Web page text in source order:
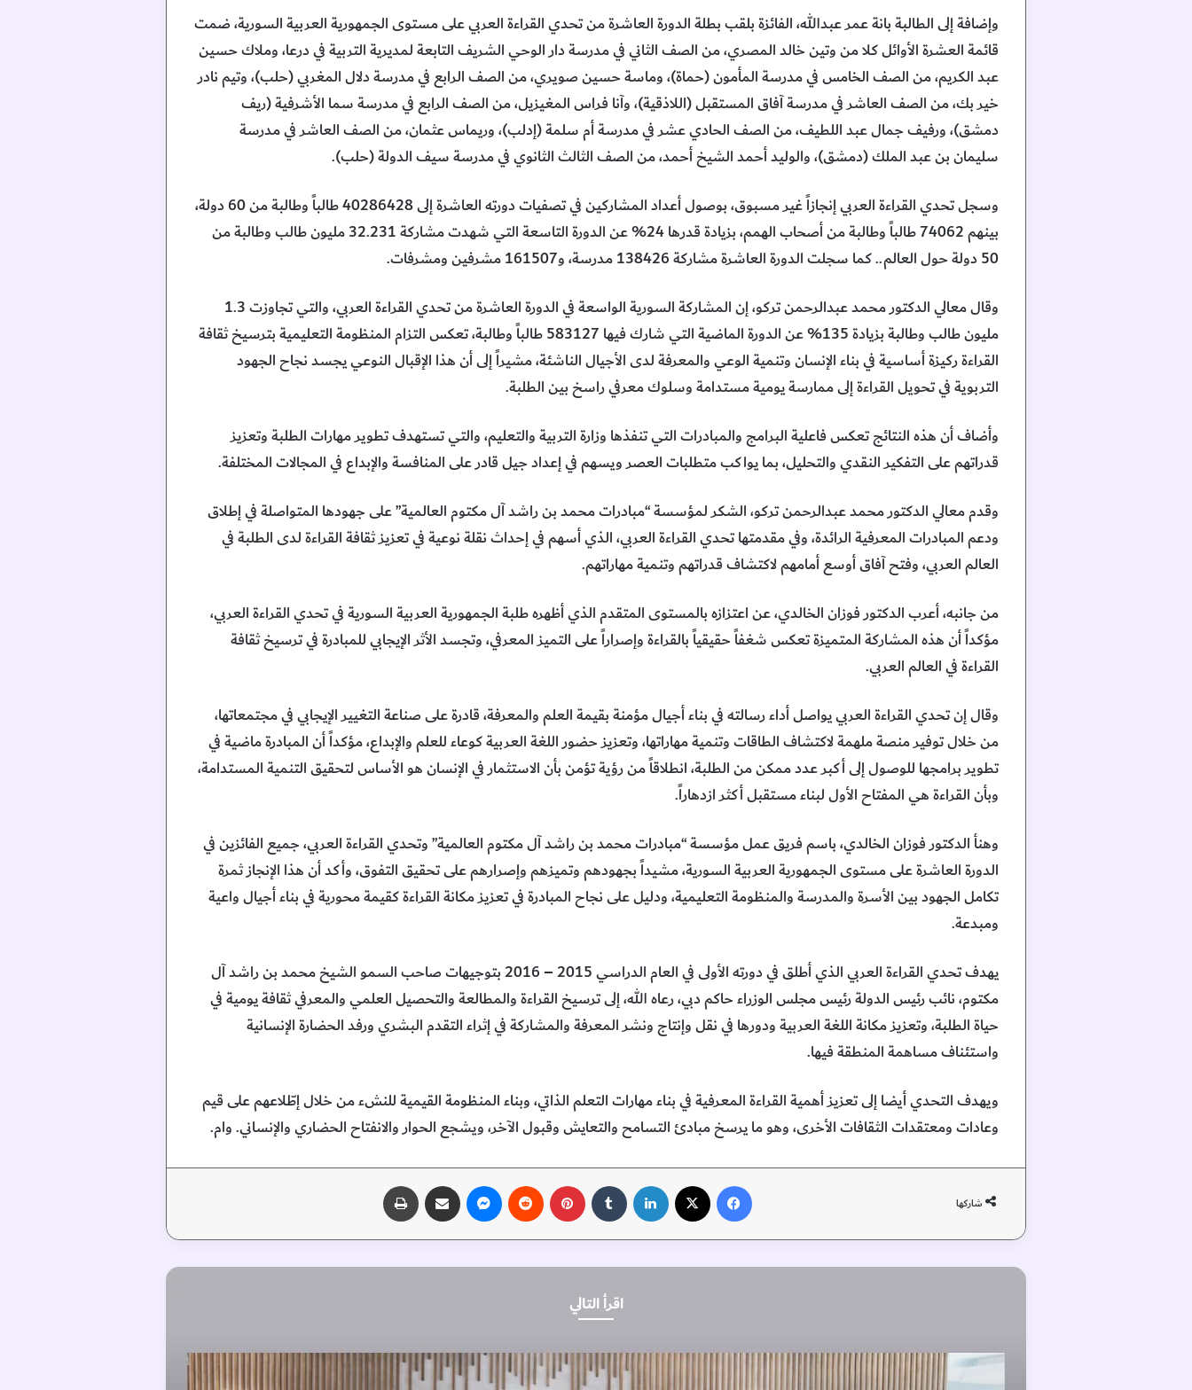
وإضافة إلى الطالبة بانة عمر عبدالله، الفائزة بلقب بطلة الدورة العاشرة من تحدي القراءة العربي على مستوى الجمهورية العربية السورية، ضمت
قائمة العشرة الأوائل كلا من وتين خالد المصري، من الصف الثاني في مدرسة دار الوحي الشريف التابعة لمديرية التربية في درعا، وملاك حسين
عبد الكريم، من الصف الخامس في مدرسة المأمون (حماة)، وماسة حسين صويري، من الصف الرابع في مدرسة دلال المغربي (حلب)، وتيم نادر
خير بك، من الصف العاشر في مدرسة آفاق المستقبل (اللاذقية)، وآنا فراس المغيزيل، من الصف الرابع في مدرسة سما الأشرفية (ريف
دمشق)، ورفيف جمال عبد اللطيف، من الصف الحادي عشر في مدرسة أم سلمة (إدلب)، وريماس عثمان، من الصف العاشر في مدرسة
سليمان بن عبد الملك (دمشق)، والوليد أحمد الشيخ أحمد، من الصف الثالث الثانوي في مدرسة سيف الدولة (حلب).
وسجل تحدي القراءة العربي إنجازاً غير مسبوق، بوصول أعداد المشاركين في تصفيات دورته العاشرة إلى 40286428 طالباً وطالبة من 60 دولة،
بينهم 74062 طالباً وطالبة من أصحاب الهمم، بزيادة قدرها 24% عن الدورة التاسعة التي شهدت مشاركة 32.231 مليون طالب وطالبة من
50 دولة حول العالم.. كما سجلت الدورة العاشرة مشاركة 138426 مدرسة، و161507 مشرفين ومشرفات.
وقال معالي الدكتور محمد عبدالرحمن تركو، إن المشاركة السورية الواسعة في الدورة العاشرة من تحدي القراءة العربي، والتي تجاوزت 1.3
مليون طالب وطالبة بزيادة 135% عن الدورة الماضية التي شارك فيها 583127 طالباً وطالبة، تعكس التزام المنظومة التعليمية بترسيخ ثقافة
القراءة ركيزة أساسية في بناء الإنسان وتنمية الوعي والمعرفة لدى الأجيال الناشئة، مشيراً إلى أن هذا الإقبال النوعي يجسد نجاح الجهود
التربوية في تحويل القراءة إلى ممارسة يومية مستدامة وسلوك معرفي راسخ بين الطلبة.
وأضاف أن هذه النتائج تعكس فاعلية البرامج والمبادرات التي تنفذها وزارة التربية والتعليم، والتي تستهدف تطوير مهارات الطلبة وتعزيز
قدراتهم على التفكير النقدي والتحليل، بما يواكب متطلبات العصر ويسهم في إعداد جيل قادر على المنافسة والإبداع في المجالات المختلفة.
وقدم معالي الدكتور محمد عبدالرحمن تركو، الشكر لمؤسسة “مبادرات محمد بن راشد آل مكتوم العالمية” على جهودها المتواصلة في إطلاق
ودعم المبادرات المعرفية الرائدة، وفي مقدمتها تحدي القراءة العربي، الذي أسهم في إحداث نقلة نوعية في تعزيز ثقافة القراءة لدى الطلبة في
العالم العربي، وفتح آفاق أوسع أمامهم لاكتشاف قدراتهم وتنمية مهاراتهم.
من جانبه، أعرب الدكتور فوزان الخالدي، عن اعتزازه بالمستوى المتقدم الذي أظهره طلبة الجمهورية العربية السورية في تحدي القراءة العربي،
مؤكداً أن هذه المشاركة المتميزة تعكس شغفاً حقيقياً بالقراءة وإصراراً على التميز المعرفي، وتجسد الأثر الإيجابي للمبادرة في ترسيخ ثقافة
القراءة في العالم العربي.
وقال إن تحدي القراءة العربي يواصل أداء رسالته في بناء أجيال مؤمنة بقيمة العلم والمعرفة، قادرة على صناعة التغيير الإيجابي في مجتمعاتها،
من خلال توفير منصة ملهمة لاكتشاف الطاقات وتنمية مهاراتها، وتعزيز حضور اللغة العربية كوعاء للعلم والإبداع، مؤكداً أن المبادرة ماضية في
تطوير برامجها للوصول إلى أكبر عدد ممكن من الطلبة، انطلاقاً من رؤية تؤمن بأن الاستثمار في الإنسان هو الأساس لتحقيق التنمية المستدامة،
وبأن القراءة هي المفتاح الأول لبناء مستقبل أكثر ازدهاراً.
وهنأ الدكتور فوزان الخالدي، باسم فريق عمل مؤسسة “مبادرات محمد بن راشد آل مكتوم العالمية” وتحدي القراءة العربي، جميع الفائزين في
الدورة العاشرة على مستوى الجمهورية العربية السورية، مشيداً بجهودهم وتميزهم وإصرارهم على تحقيق التفوق، وأكد أن هذا الإنجاز ثمرة
تكامل الجهود بين الأسرة والمدرسة والمنظومة التعليمية، ودليل على نجاح المبادرة في تعزيز مكانة القراءة كقيمة محورية في بناء أجيال واعية
ومبدعة.
يهدف تحدي القراءة العربي الذي أطلق في دورته الأولى في العام الدراسي 2015 – 2016 بتوجيهات صاحب السمو الشيخ محمد بن راشد آل
مكتوم، نائب رئيس الدولة رئيس مجلس الوزراء حاكم دبي، رعاه الله، إلى ترسيخ القراءة والمطالعة والتحصيل العلمي والمعرفي ثقافة يومية في
حياة الطلبة، وتعزيز مكانة اللغة العربية ودورها في نقل وإنتاج ونشر المعرفة والمشاركة في إثراء التقدم البشري ورفد الحضارة الإنسانية
واستئناف مساهمة المنطقة فيها.
ويهدف التحدي أيضا إلى تعزيز أهمية القراءة المعرفية في بناء مهارات التعلم الذاتي، وبناء المنظومة القيمية للنشء من خلال إطّلاعهم على قيم
وعادات ومعتقدات الثقافات الأخرى، وهو ما يرسخ مبادئ التسامح والتعايش وقبول الآخر، ويشجع الحوار والانفتاح الحضاري والإنساني. وام.
شاركها
فيسبوك بينتيريست
اقرأ التالي